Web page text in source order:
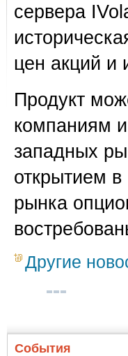
сервера
цен акций и
Продукт
компаниям
западных
открытием в
рынка
Другие
События